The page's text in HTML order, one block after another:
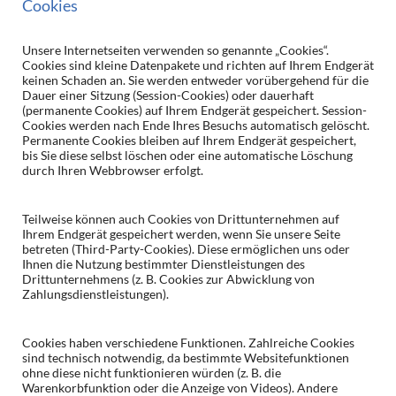
Cookies
Unsere Internetseiten verwenden so genannte „Cookies“.
Cookies sind kleine Datenpakete und richten auf Ihrem Endgerät
keinen Schaden an. Sie werden entweder vorübergehend für die
Dauer einer Sitzung (Session-Cookies) oder dauerhaft
(permanente Cookies) auf Ihrem Endgerät gespeichert. Session-
Cookies werden nach Ende Ihres Besuchs automatisch gelöscht.
Permanente Cookies bleiben auf Ihrem Endgerät gespeichert,
bis Sie diese selbst löschen oder eine automatische Löschung
durch Ihren Webbrowser erfolgt.
Teilweise können auch Cookies von Drittunternehmen auf
Ihrem Endgerät gespeichert werden, wenn Sie unsere Seite
betreten (Third-Party-Cookies). Diese ermöglichen uns oder
Ihnen die Nutzung bestimmter Dienstleistungen des
Drittunternehmens (z. B. Cookies zur Abwicklung von
Zahlungsdienstleistungen).
Cookies haben verschiedene Funktionen. Zahlreiche Cookies
sind technisch notwendig, da bestimmte Websitefunktionen
ohne diese nicht funktionieren würden (z. B. die
Warenkorbfunktion oder die Anzeige von Videos). Andere